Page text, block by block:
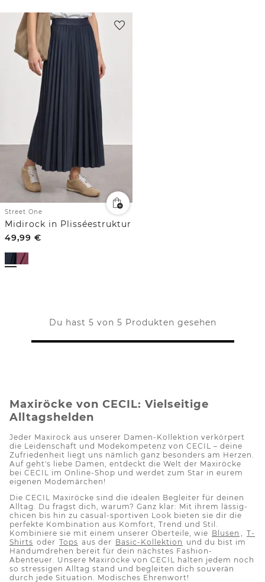
Street One
Midirock in Plisséestruktur
49,99 €
Du hast 5 von 5 Produkten gesehen
Maxiröcke von CECIL: Vielseitige
Alltagshelden
Jeder Maxirock aus unserer Damen-Kollektion verkörpert
die Leidenschaft und Modekompetenz von CECIL – deine
Zufriedenheit liegt uns nämlich ganz besonders am Herzen.
Auf geht's liebe Damen, entdeckt die Welt der Maxiröcke
bei CECIL im Online-Shop und werdet zum Star in eurem
eigenen Modemärchen!
Die CECIL Maxiröcke sind die idealen Begleiter für deinen
Alltag. Du fragst dich, warum? Ganz klar: Mit ihrem lässig-
chicen bis hin zu casual -sportiven Look bieten sie dir die
perfekte Kombination aus Komfort, Trend und Stil.
Kombiniere sie mit einem unserer Oberteile, wie Blusen , T-
Shirts oder Tops aus der Basic-Kollektion und du bist im
Handumdrehen bereit für dein nächstes Fashion-
Abenteuer. Unsere Maxiröcke von CECIL halten jedem noch
so stressigen Alltag stand und begleiten dich souverän
durch jede Situation. Modisches Ehrenwort!